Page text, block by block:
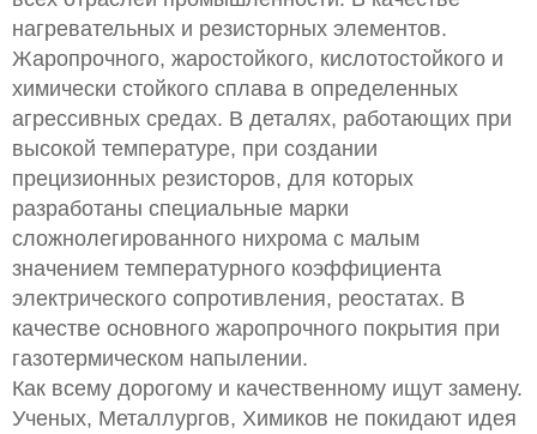
нагревательных и резисторных элементов.
Жаропрочного, жаростойкого, кислотостойкого и
химически стойкого сплава в определенных
агрессивных средах. В деталях, работающих при
высокой температуре, при создании
прецизионных резисторов, для которых
разработаны специальные марки
сложнолегированного нихрома с малым
значением температурного коэффициента
электрического сопротивления, реостатах. В
качестве основного жаропрочного покрытия при
газотермическом напылении.
Как всему дорогому и качественному ищут замену.
Ученых, Металлургов, Химиков не покидают идея